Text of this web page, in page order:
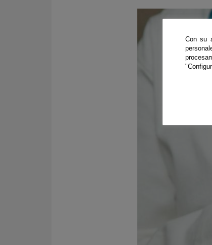
Con su